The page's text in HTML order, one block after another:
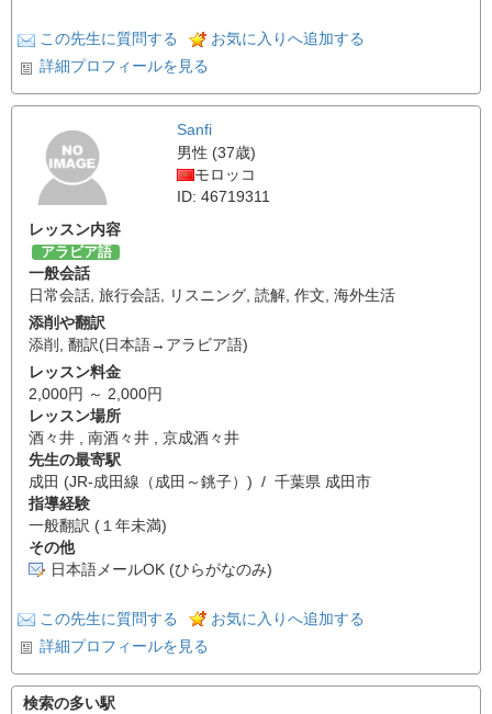
この先生に質問する
お気に入りへ追加する
詳細プロフィールを見る
Sanfi
男性 (37歳)
モロッコ
ID: 46719311
レッスン内容
アラビア語
一般会話
日常会話 旅行会話 リスニング 読解 作文 海外生活
添削や翻訳
添削
翻訳(日本語→アラビア語)
レッスン料金
2,000円 ～ 2,000円
レッスン場所
酒々井 , 南酒々井 , 京成酒々井
先生の最寄駅
成田 (JR-成田線（成田～銚子）) / 千葉県 成田市
指導経験
一般翻訳 (１年未満)
その他
日本語メールOK (ひらがなのみ)
この先生に質問する
お気に入りへ追加する
詳細プロフィールを見る
検索の多い駅